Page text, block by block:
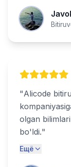
"Alicode
olgan
bo'ldi."
Ещё